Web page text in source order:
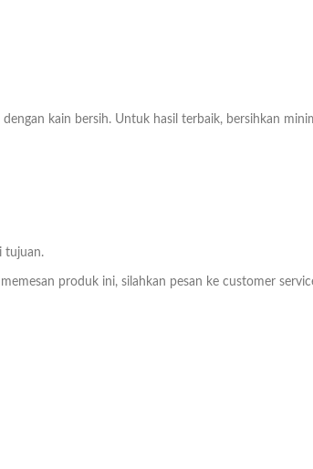
kain bersih. Untuk hasil terbaik, bersihkan
tujuan.
produk ini, silahkan pesan ke customer